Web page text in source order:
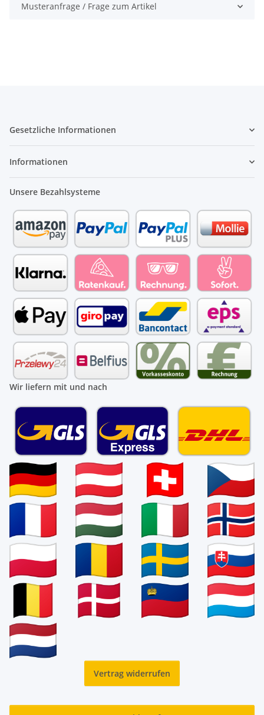
Musteranfrage / Frage zum Artikel
Gesetzliche Informationen
Informationen
Unsere Bezahlsysteme
Wir liefern mit und nach
Vertrag widerrufen